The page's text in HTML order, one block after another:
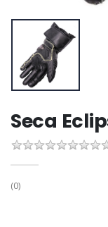
Seca
(0)